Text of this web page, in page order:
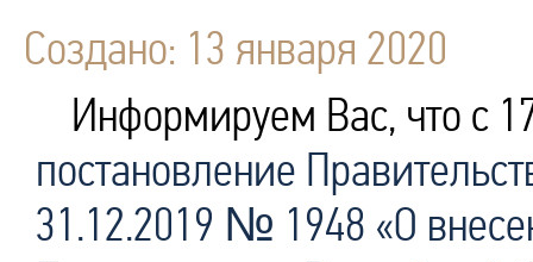
Создано: 13 января 2020
Информируем Вас, что с
постановление
31.12.2019 № 1948 «О